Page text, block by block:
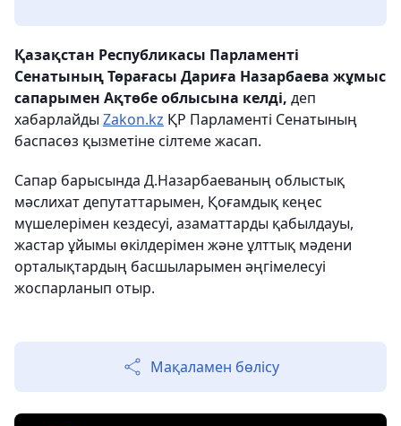
Қазақстан Республикасы Парламенті
Сенатының Төрағасы Дариға Назарбаева жұмыс
сапарымен Ақтөбе облысына келді, деп
хабарлайды Zakon.kz ҚР Парламенті Сенатының
баспасөз қызметіне сілтеме жасап.
Сапар барысында Д.Назарбаеваның облыстық
мәслихат депутаттарымен, Қоғамдық кеңес
мүшелерімен кездесуі, азаматтарды қабылдауы,
жастар ұйымы өкілдерімен және ұлттық мәдени
орталықтардың басшыларымен әңгімелесуі
жоспарланып отыр.
Мақаламен бөлісу